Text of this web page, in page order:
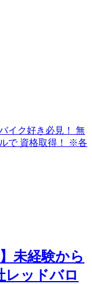
未経験から
レッドバロ